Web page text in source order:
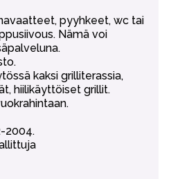
pyyhkeet, wc tai
Nämä voi
kaksi grilliterassia,
hiilikäyttöiset grillit.
2004.